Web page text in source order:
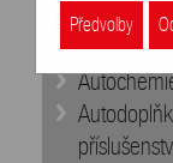
Aditiva
Autobaterie
Předvolby